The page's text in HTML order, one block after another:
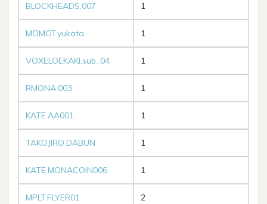
BLOCKHEADS.007 1
MOMOT.yukata 1
VOXELOEKAKI.sub_04 1
RMONA.003 1
KATE.AA001 1
TAKOJIRO.DABUN 1
KATE.MONACOIN006 1
MPLT.FLYER01 2